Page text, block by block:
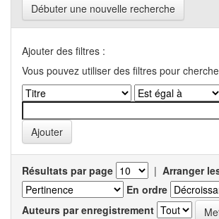
Débuter une nouvelle recherche
Ajouter des filtres :
Vous pouvez utiliser des filtres pour
Résultats par page | Arranger
En ordre
Auteurs par enregistrement